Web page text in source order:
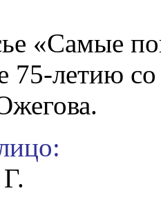
«Самые
75-летию со